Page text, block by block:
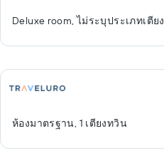
Deluxe room, ไม่ระบุประเภทเตียง
ห้องมาตรฐาน, 1 เตียงทวิน